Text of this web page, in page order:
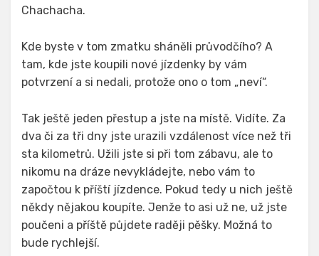
Chachacha.
Kde byste v tom zmatku sháněli průvodčího? A
tam, kde jste koupili nové jízdenky by vám
potvrzení a si nedali, protože ono o tom „neví“.
Tak ještě jeden přestup a jste na místě. Vidíte. Za
dva či za tři dny jste urazili vzdálenost více než tři
sta kilometrů. Užili jste si při tom zábavu, ale to
nikomu na dráze nevykládejte, nebo vám to
započtou k příští jízdence. Pokud tedy u nich ještě
někdy nějakou koupíte. Jenže to asi už ne, už jste
poučeni a příště půjdete raději pěšky. Možná to
bude rychlejší.